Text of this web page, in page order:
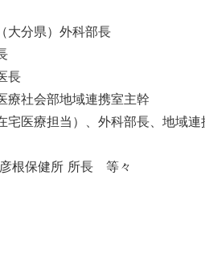
大分県）外科部長
長
社会部地域連携室主幹
医療担当）、外科部長、地域連
根保健所 所長 等々